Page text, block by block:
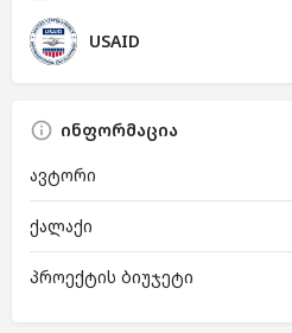
USAID
ინფორმაცია
ავტორი
ქალაქი
პროექტის ბიუჯეტი